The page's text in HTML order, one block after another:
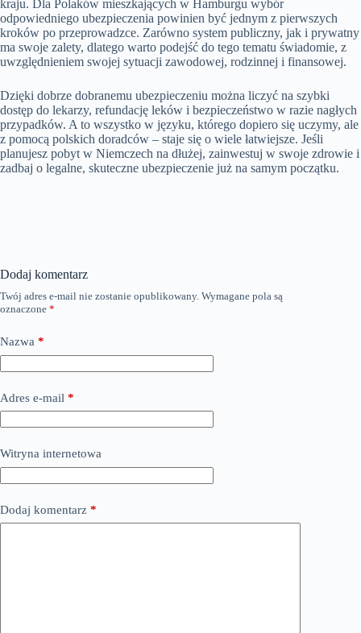
kraju. Dla Polaków mieszkających w Hamburgu wybór
odpowiedniego ubezpieczenia powinien być jednym z pierwszych
kroków po przeprowadzce. Zarówno system publiczny, jak i prywatny
ma swoje zalety, dlatego warto podejść do tego tematu świadomie, z
uwzględnieniem swojej sytuacji zawodowej, rodzinnej i finansowej.
Dzięki dobrze dobranemu ubezpieczeniu można liczyć na szybki
dostęp do lekarzy, refundację leków i bezpieczeństwo w razie nagłych
przypadków. A to wszystko w języku, którego dopiero się uczymy, ale
z pomocą polskich doradców – staje się o wiele łatwiejsze. Jeśli
planujesz pobyt w Niemczech na dłużej, zainwestuj w swoje zdrowie i
zadbaj o legalne, skuteczne ubezpieczenie już na samym początku.
Dodaj komentarz
Twój adres e-mail nie zostanie opublikowany. Wymagane pola są
oznaczone *
Nazwa *
Adres e-mail *
Witryna internetowa
Dodaj komentarz *